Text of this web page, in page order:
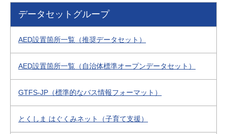
データセットグループ
AED設置箇所一覧（推奨データセット）
AED設置箇所一覧（自治体標準オープンデータセット）
GTFS-JP（標準的なバス情報フォーマット）
とくしま はぐくみネット（子育て支援）